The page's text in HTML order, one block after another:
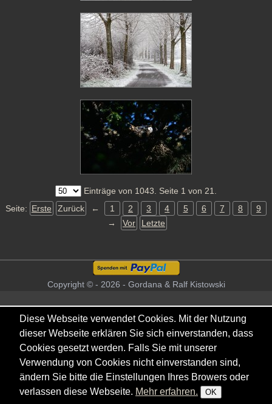
Einträge von 1043. Seite 1 von 21.
Seite: Erste Zurück ← 1 2 3 4 5 6 7 8
9
→
Vor Letzte
Copyright © - 2026 - Gordana & Ralf Kistowski
Diese Webseite verwendet Cookies. Mit der Nutzung
dieser Webseite erklären Sie sich einverstanden, dass
Cookies gesetzt werden. Falls Sie mit unserer
Verwendung von Cookies nicht einverstanden sind,
ändern Sie bitte die Einstellungen Ihres Browers oder
verlassen diese Webseite. Mehr erfahren. OK